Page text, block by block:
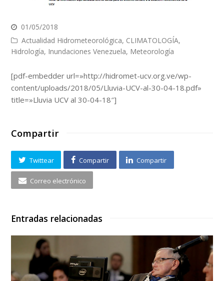
01/05/2018
Actualidad Hidrometeorológica, CLIMATOLOGÍA,
Hidrología, Inundaciones Venezuela, Meteorología
[pdf-embedder url=»http://hidromet-ucv.org.ve/wp-
content/uploads/2018/05/Lluvia-UCV-al-30-04-18.pdf»
title=»Lluvia UCV al 30-04-18″]
Compartir
Twittear Compartir Compartir
Correo electrónico
Entradas relacionadas